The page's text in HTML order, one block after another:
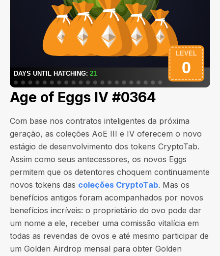
Age of Eggs IV #0364
Com base nos contratos inteligentes da próxima
geração, as coleções AoE III e IV oferecem o novo
estágio de desenvolvimento dos tokens CryptoTab.
Assim como seus antecessores, os novos Eggs
permitem que os detentores choquem continuamente
novos tokens das coleções CryptoTab. Mas os
benefícios antigos foram acompanhados por novos
benefícios incríveis: o proprietário do ovo pode dar
um nome a ele, receber uma comissão vitalícia em
todas as revendas de ovos e até mesmo participar de
um Golden Airdrop mensal para obter Golden